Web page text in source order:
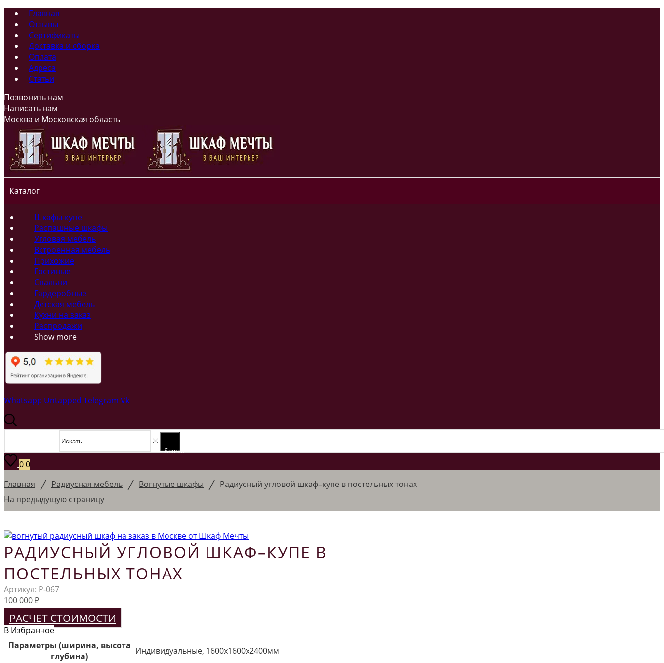
Главная
Отзывы
Сертификаты
Доставка и сборка
Оплата
Адреса
Статьи
Позвонить нам
Написать нам
Москва и Московская область
Каталог
Шкафы-купе
Распашные шкафы
Угловая мебель
Встроенная мебель
Прихожие
Гостиные
Спальни
Гардеробные
Детская мебель
Кухни на заказ
Распродажи
Show more
Whatsapp Untapped Telegram Vk
Search
00
Главная / Радиусная мебель / Вогнутые шкафы / Радиусный угловой шкаф–купе в постельных тонах
На предыдущую страницу
РАДИУСНЫЙ УГЛОВОЙ ШКАФ–КУПЕ В
ПОСТЕЛЬНЫХ ТОНАХ
Артикул: Р-067
100 000₽
РАСЧЕТ СТОИМОСТИ
В Избранное
Параметры (ширина, высота
глубина)
Индивидуальные, 1600х1600х2400мм